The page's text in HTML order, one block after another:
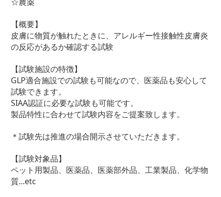
【概要】
皮膚に物質が触れたときに、アレルギー性接触性皮膚炎
の反応があるか確認する試験
【試験施設の特徴】
GLP適合施設での試験も可能なので、医薬品も安心して
試験できます。
SIAA認証に必要な試験も可能です。
製品特性に合わせて試験内容をご提案致します。
＊試験先は推進の場合開示させていただきます。
【試験対象品】
ペット用製品、医薬品、医薬部外品、工業製品、化学物
質...etc